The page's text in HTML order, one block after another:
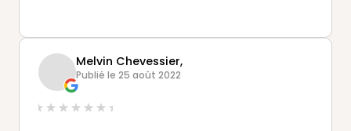
Melvin Chevessier,
Publié le 25 août 2022